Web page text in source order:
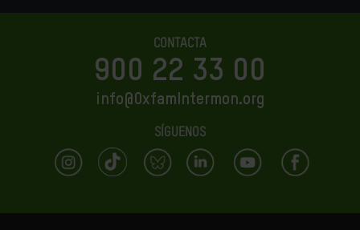
CONTACTA
900 22 33 00
info@OxfamIntermon.org
SÍGUENOS